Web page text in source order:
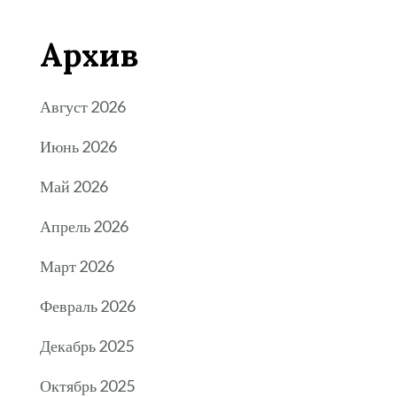
Архив
Август 2026
Июнь 2026
Май 2026
Апрель 2026
Март 2026
Февраль 2026
Декабрь 2025
Октябрь 2025